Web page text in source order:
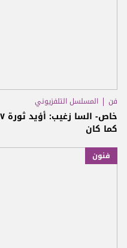
فن المسلسل التلفزيوني
كما كان
فنون